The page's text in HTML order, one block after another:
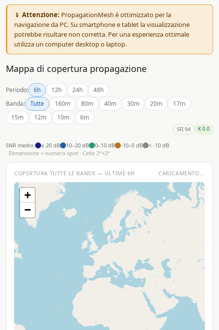
📱 Attenzione: PropagationMesh è ottimizzato per la
navigazione da PC. Su smartphone e tablet la visualizzazione
potrebbe risultare non corretta. Per una esperienza ottimale
utilizza un computer desktop o laptop.
Mappa di copertura propagazione
Periodo: 6h 12h 24h
48h
Banda:
Tutte 160m 80m 40m 30m 20m
17m
15m
12m 10m 6m
SFI 94 K 0.0
SNR medio: ≥ 20 dB 10–20 dB 0–10 dB -10–0 dB
< -10 dB
· Dimensione = numero spot · Celle 2°×2°
COPERTURA TUTTE LE BANDE — ULTIME 6H CARICAMENTO...
+
−